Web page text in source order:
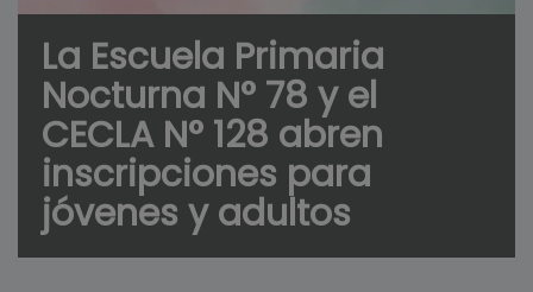
La Escuela Primaria
Nocturna N° 78 y el
CECLA N° 128 abren
inscripciones para
jóvenes y adultos